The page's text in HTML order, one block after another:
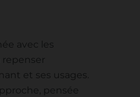
avec les
repenser
et ses usages.
pensée